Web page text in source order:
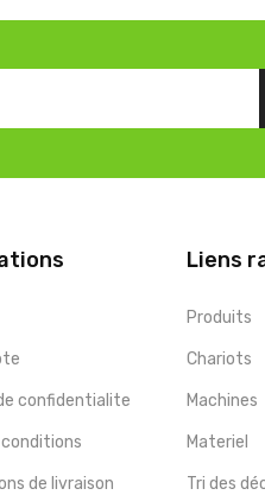
confidentialite
de livraison
Liens
Produits
Chariots
Machines
Materiel
Tri des